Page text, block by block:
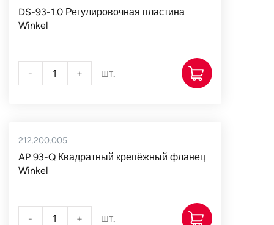
DS-93-1.0 Регулировочная пластина
Winkel
- + шт.
212.200.005
AP 93-Q Квадратный крепёжный фланец
Winkel
- + шт.